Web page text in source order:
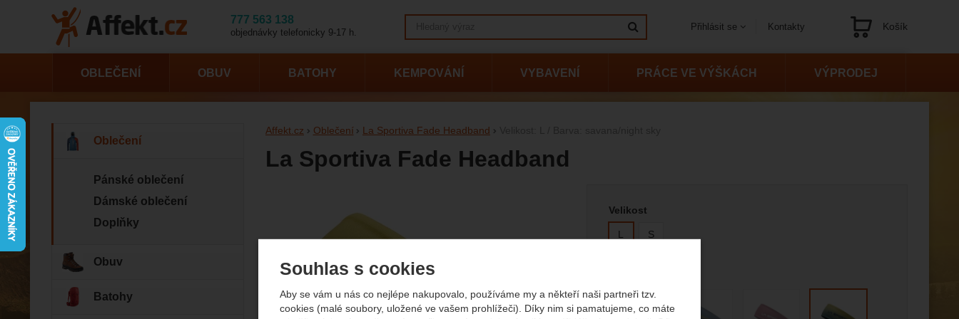
Souhlas s cookies
Aby se vám u nás co nejlépe nakupovalo, používáme my a někteří naši partneři tzv.
cookies (malé soubory, uložené ve vašem prohlížeči). Díky nim si pamatujeme, co máte
Affekt.cz Oblečení La Sportiva Fade Headband
La Sportiva Fade Headband
Fotografie Velikost
L S
OBLEČENÍ OBUV BATOHY KEMPOVÁNÍ VYBAVENÍ PRÁCE VE VÝŠKÁCH VÝPRODEJ
Oblečení
Pánské oblečení
Dámské oblečení
Doplňky
Obuv
Batohy
777 563 138
objednávky telefonicky 9-17 h.
Kontakty
Přihlásit se Košík